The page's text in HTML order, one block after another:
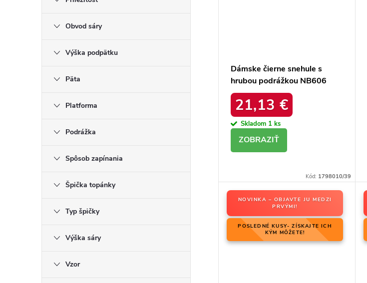
Obvod sáry
Výška podpätku
Päta
Platforma
Podrážka
Spôsob zapínania
Špička topánky
Typ špičky
Výška sáry
Vzor
Dámske čierne snehule s
hrubou podrážkou NB606
BLACK
21,13 €
Skladom 1 ks
Kód: 1798010/39
NOVINKA – OBJAVTE JU MEDZI
PRVÝMI!
POSLEDNÉ KUSY- ZÍSKAJTE ICH
KÝM MÔŽETE!